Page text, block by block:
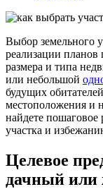
Выбор земельного
реализации планов
размера и типа
или небольшой
будущих
местоположения и
найдете пошаговое
участка и
Целевое
дачный или